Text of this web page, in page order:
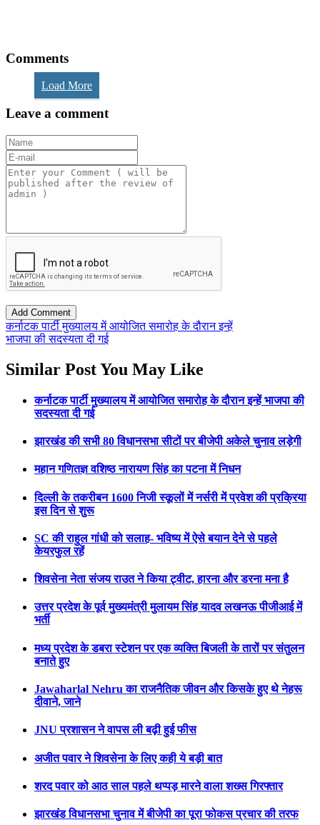
Comments
Load More
Leave a comment
कर्नाटक पार्टी मुख्यालय में आयोजित समारोह के दौरान इन्हें
भाजपा की सदस्यता दी गई
Similar Post You May Like
कर्नाटक पार्टी मुख्यालय में आयोजित समारोह के दौरान इन्हें भाजपा की
सदस्यता दी गई
झारखंड की सभी 80 विधानसभा सीटों पर बीजेपी अकेले चुनाव लड़ेगी
महान गणितज्ञ वशिष्ठ नारायण सिंह का पटना में निधन
दिल्ली के तकरीबन 1600 निजी स्कूलों में नर्सरी में प्रवेश की प्रक्रिया
इस दिन से शुरू
SC की राहुल गांधी को सलाह- भविष्य में ऐसे बयान देने से पहले
केयरफुल रहें
शिवसेना नेता संजय राउत ने किया ट्वीट, हारना और डरना मना है
उत्तर प्रदेश के पूर्व मुख्यमंत्री मुलायम सिंह यादव लखनऊ पीजीआई में
भर्ती
मध्य प्रदेश के डबरा स्टेशन पर एक व्यक्ति बिजली के तारों पर संतुलन
बनाते हुए
Jawaharlal Nehru का राजनैतिक जीवन और किसके हुए थे नेहरू
दीवाने, जाने
JNU प्रशासन ने वापस ली बढ़ी हुई फीस
अजीत पवार ने शिवसेना के लिए कही ये बड़ी बात
शरद पवार को आठ साल पहले थप्पड़ मारने वाला शख्स गिरफ्तार
झारखंड विधानसभा चुनाव में बीजेपी का पूरा फोकस प्रचार की तरफ